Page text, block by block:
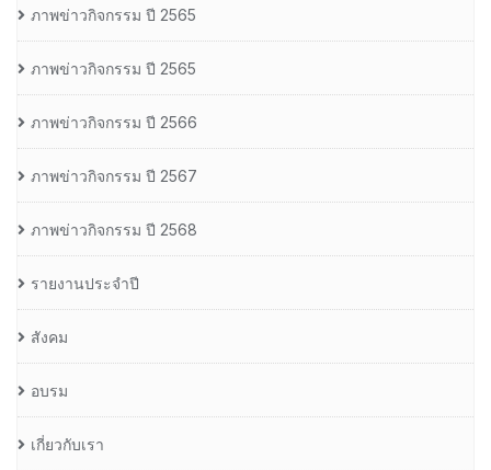
ภาพข่าวกิจกรรม ปี 2565
ภาพข่าวกิจกรรม ปี 2565
ภาพข่าวกิจกรรม ปี 2566
ภาพข่าวกิจกรรม ปี 2567
ภาพข่าวกิจกรรม ปี 2568
รายงานประจำปี
สังคม
อบรม
เกี่ยวกับเรา